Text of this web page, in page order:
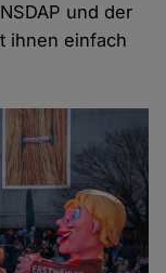
und der
ihnen einfach